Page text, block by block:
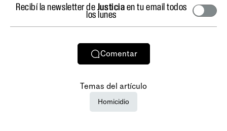
Recibí la newsletter deJusticiaen tu email todos
los lunes
Comentar
Temas del artículo
Homicidio